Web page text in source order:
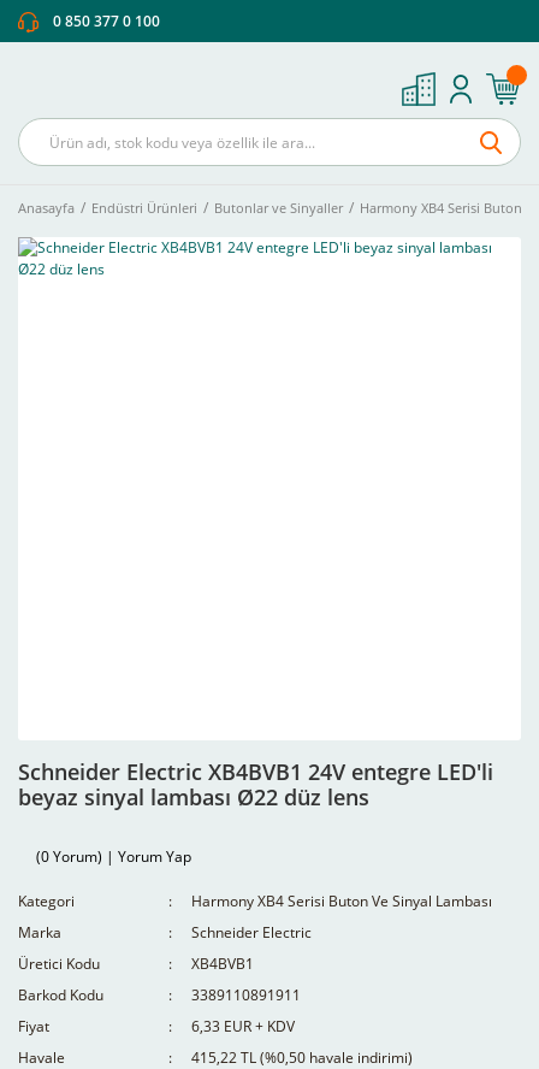
0 850 377 0 100
Anasayfa Endüstri Ürünleri Butonlar ve Sinyaller Harmony XB4 Serisi Buton
Schneider Electric XB4BVB1 24V entegre LED'li
beyaz sinyal lambası Ø22 düz lens
(0 Yorum) | Yorum Yap
Kategori
Harmony XB4 Serisi Buton Ve Sinyal Lambası
Marka
Schneider Electric
Üretici Kodu
XB4BVB1
Barkod Kodu
3389110891911
Fiyat
6,33 EUR + KDV
Havale
415,22 TL (%0,50 havale indirimi)